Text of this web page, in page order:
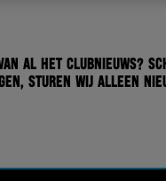
al het clubnieuws?
sturen wij alleen